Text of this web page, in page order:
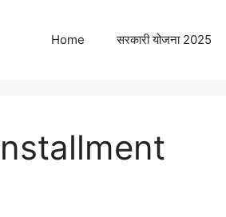
Home सरकारी योजना 2025